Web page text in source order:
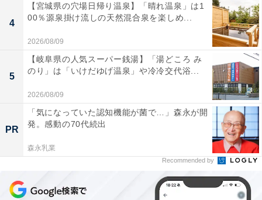
「ワンチャン」の語源は麻雀
「リーチ」や「テンパる」など、麻雀用語だったものが
日常でも使われるようになった言葉は数多くあります
が、若者言葉の「ワンチャン」も麻雀から来ています。
元々は「ワンチャンス」という麻雀用語で、ある特定の
数牌が自分の視点から4枚中3枚見えている状態のこと。
4
【宮城県の穴場日帰り温泉】「晴れ温泉」は1
00％源泉掛け流しの天然混合泉を楽しめ...
2026/08/09
5
【岐阜県の人気スーパー銭湯】「湯どころ み
のり」は「いけだゆげ温泉」や冷冷交代浴...
2026/08/09
PR
「気になっていた認知機能が菌で…」森永が開
発。感動の70代続出
森永乳業
Recommended by